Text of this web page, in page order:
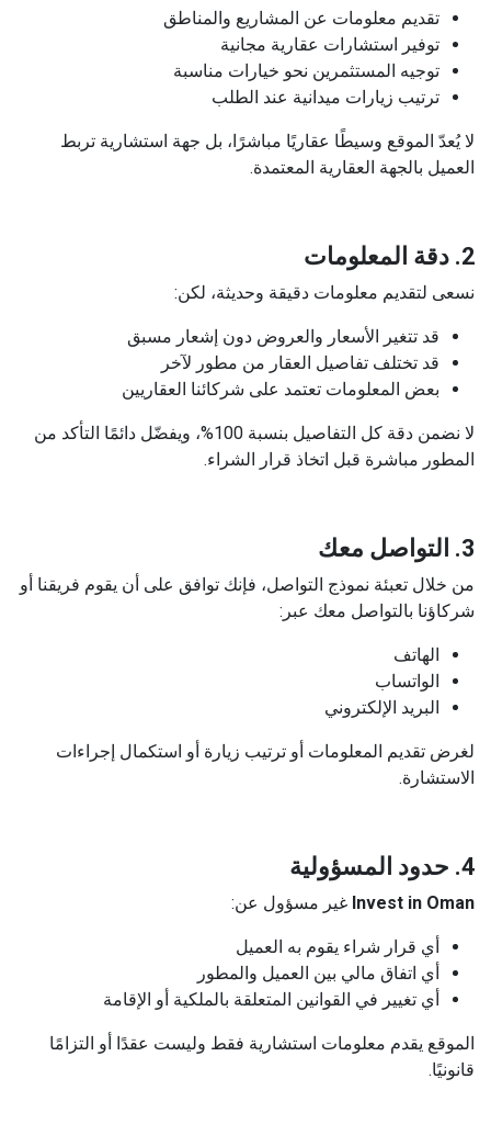
تقديم معلومات عن المشاريع والمناطق
توفير استشارات عقارية مجانية
توجيه المستثمرين نحو خيارات مناسبة
ترتيب زيارات ميدانية عند الطلب
لا يُعدّ الموقع وسيطًا عقاريًا مباشرًا، بل جهة استشارية تربط
العميل بالجهة العقارية المعتمدة.
2. دقة المعلومات
نسعى لتقديم معلومات دقيقة وحديثة، لكن:
قد تتغير الأسعار والعروض دون إشعار مسبق
قد تختلف تفاصيل العقار من مطور لآخر
بعض المعلومات تعتمد على شركائنا العقاريين
لا نضمن دقة كل التفاصيل بنسبة 100%، ويفضّل دائمًا التأكد من
المطور مباشرة قبل اتخاذ قرار الشراء.
3. التواصل معك
من خلال تعبئة نموذج التواصل، فإنك توافق على أن يقوم فريقنا أو
شركاؤنا بالتواصل معك عبر:
الهاتف
الواتساب
البريد الإلكتروني
لغرض تقديم المعلومات أو ترتيب زيارة أو استكمال إجراءات
الاستشارة.
4. حدود المسؤولية
Invest in Oman غير مسؤول عن:
أي قرار شراء يقوم به العميل
أي اتفاق مالي بين العميل والمطور
أي تغيير في القوانين المتعلقة بالملكية أو الإقامة
الموقع يقدم معلومات استشارية فقط وليست عقدًا أو التزامًا
قانونيًا.